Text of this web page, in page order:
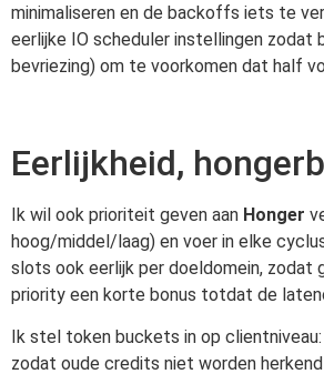
minimaliseren en de backoffs iets te
eerlijke IO scheduler instellingen zodat
bevriezing) om te voorkomen dat half
Eerlijkheid,
Ik wil ook prioriteit geven aan Honger
hoog/middel/laag) en voer in elke
slots ook eerlijk per doeldomein, zodat
priority een korte bonus totdat de
Ik stel token buckets in op
zodat oude credits niet worden